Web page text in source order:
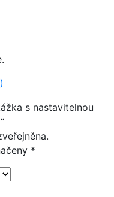
s nastavitelnou
*